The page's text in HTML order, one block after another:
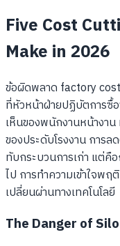
Five Cost
Make in 2026
ข้อผิดพลาด factory
ที่หัวหน้าฝ่ายปฏิบัตการซื้อ
เห็นของพนักงานหน้างา
ของประดับโรงงาน การล
ทับกระบวนการเก่า แต่คื
ไป การทำความเข้าใจพ
เปลี่ยนผ่านทางเทคโนโลยี
The Danger of